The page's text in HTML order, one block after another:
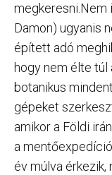
megkeresni.Nem
Damon) ugyanis
épített adó
hogy nem élte túl
botanikus
gépeket
amikor a Földi
a
év múlva